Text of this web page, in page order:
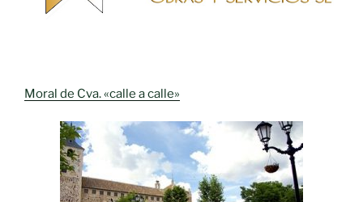
Moral de Cva. «calle a calle»